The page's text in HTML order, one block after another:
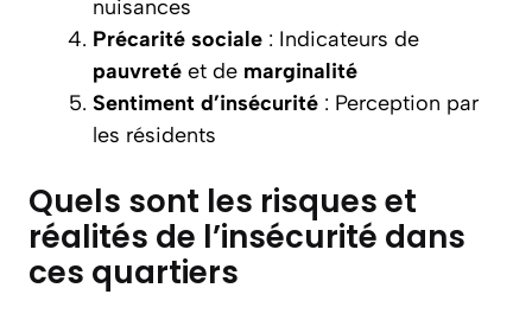
nuisances
Précarité sociale : Indicateurs de
pauvreté et de marginalité
Sentiment d’insécurité : Perception par
les résidents
Quels sont les risques et
réalités de l’insécurité dans
ces quartiers